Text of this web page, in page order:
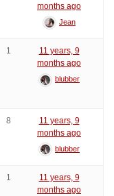
months ago
Jean
1
11 years, 9
months ago
blubber
8
11 years, 9
months ago
blubber
1
11 years, 9
months ago